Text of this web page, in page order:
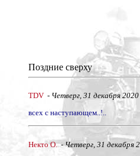
Поздние сверху
TDV- Четверг, 31 декабря
всех с наступающем..!..
Некто О.-Четверг, 31 декабря